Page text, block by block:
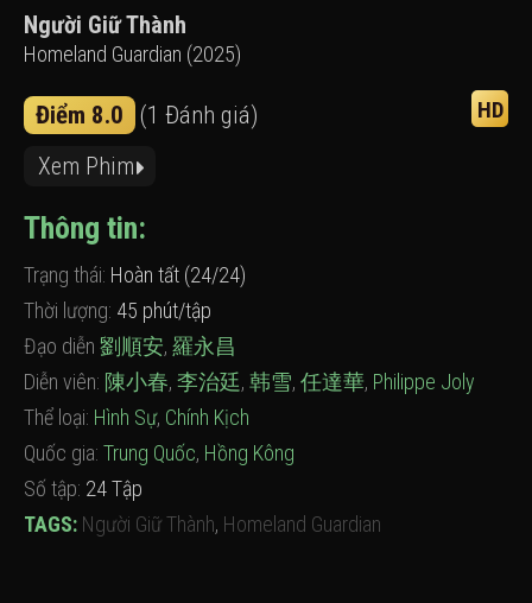
Người Giữ Thành
Homeland Guardian (2025)
Điểm 8.0 (1 Đánh giá) HD
Xem Phim
Thông tin:
Trạng thái: Hoàn tất (24/24)
Thời lượng: 45 phút/tập
Đạo diễn 劉順安, 羅永昌
Diễn viên: 陳小春, 李治廷, 韩雪, 任達華, Philippe Joly
Thể loại: Hình Sự, Chính Kịch
Quốc gia: Trung Quốc, Hồng Kông
Số tập: 24 Tập
TAGS: Người Giữ Thành, Homeland Guardian